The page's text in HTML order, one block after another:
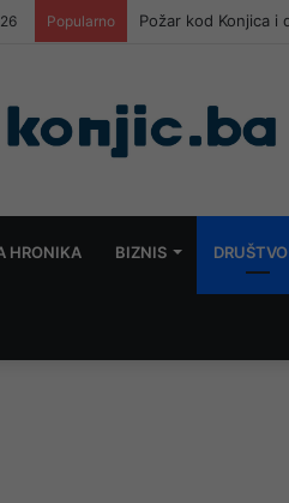
Popularno Požar kod Konjica i
HRONIKA BIZNIS DRUŠTVO